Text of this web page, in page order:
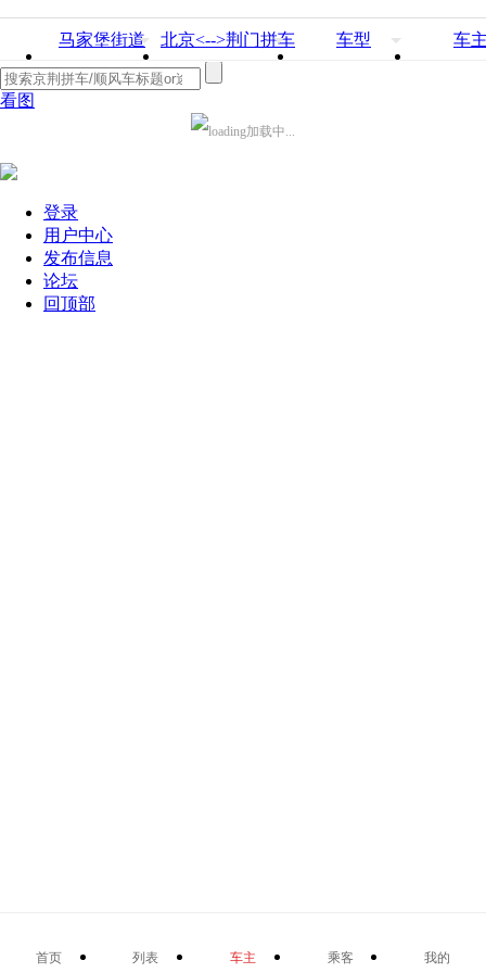
马家堡街道 北京<-->荆门拼车 车型 车
看图
加载中...
登录
用户中心
发布信息
论坛
回顶部
首页 列表 车主 乘客 我的